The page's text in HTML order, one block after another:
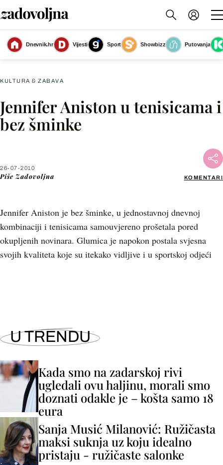
Dnevnik.hr Vijesti Sport Showbizz
Putovanja
Slika nije dostupna
KULTURA & ZABAVA
Jennifer Aniston u tenisicama i
bez šminke
26-07-2010
Piše Zadovoljna KOMENTARI
Jennifer Aniston je bez šminke, u jednostavnoj dnevnoj
kombinaciji i tenisicama samouvjereno prošetala pored
okupljenih novinara. Glumica je napokon postala svjesna
svojih kvaliteta koje su itekako vidljive i u sportskoj odjeći
Facebook
U TRENDU
Kada smo na zadarskoj rivi
ugledali ovu haljinu, morali smo
doznati odakle je – košta samo 18
eura
Sanja Musić Milanović: Ružičasta
maksi suknja uz koju idealno
pristaju - ružičaste salonke